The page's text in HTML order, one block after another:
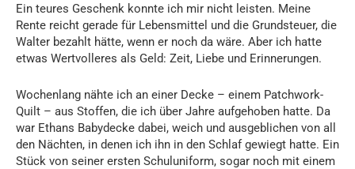
Ein teures Geschenk konnte ich mir nicht leisten. Meine
Rente reicht gerade für Lebensmittel und die Grundsteuer, die
Walter bezahlt hätte, wenn er noch da wäre. Aber ich hatte
etwas Wertvolleres als Geld: Zeit, Liebe und Erinnerungen.
Wochenlang nähte ich an einer Decke – einem Patchwork-
Quilt – aus Stoffen, die ich über Jahre aufgehoben hatte. Da
war Ethans Babydecke dabei, weich und ausgeblichen von all
den Nächten, in denen ich ihn in den Schlaf gewiegt hatte. Ein
Stück von seiner ersten Schuluniform, sogar noch mit einem